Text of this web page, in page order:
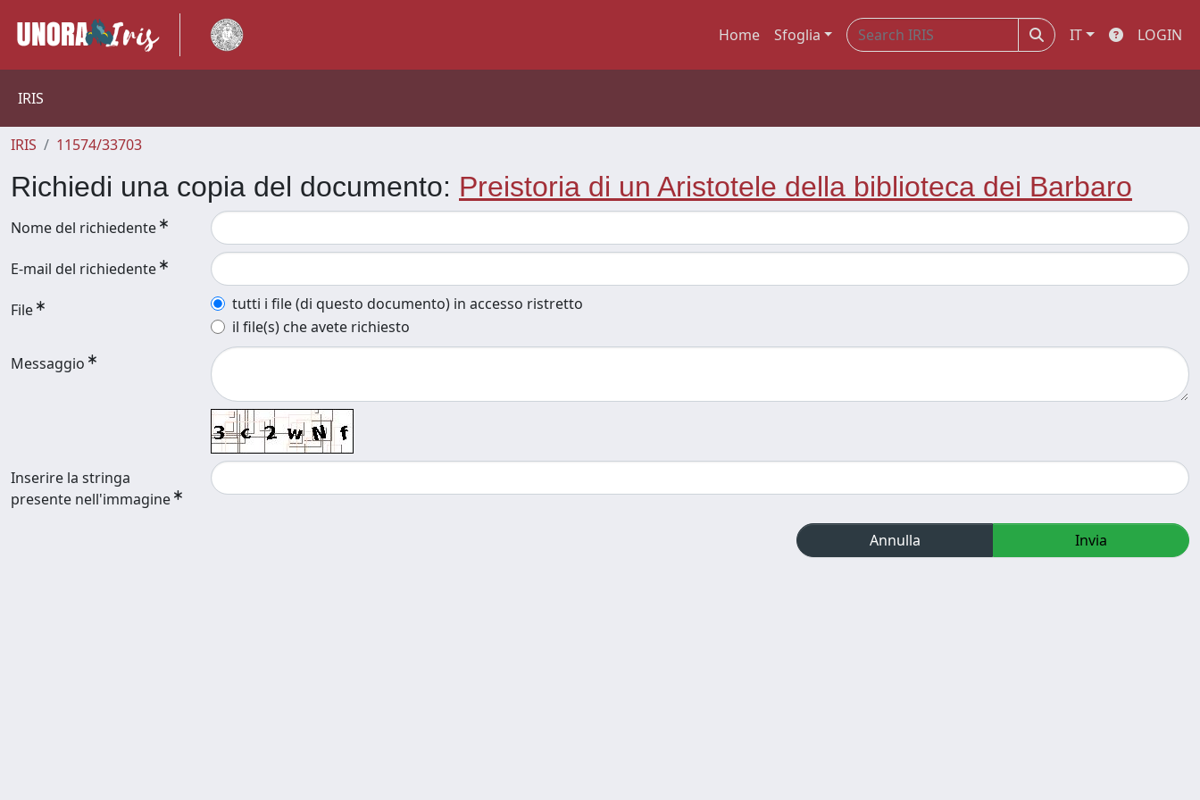
Home Sfoglia IT LOGIN
IRIS
IRIS 11574/33703
Richiedi una copia del documento: Preistoria di un Aristotele della biblioteca dei Barbaro
Nome del richiedente
E-mail del richiedente
File
tutti i file (di questo documento) in accesso ristretto
il file(s) che avete richiesto
Messaggio
Inserire la stringa
presente nell'immagine
Annulla Invia